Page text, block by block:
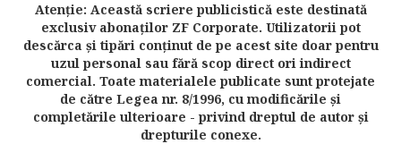
Atenţie: Această scriere publicistică este destinată
exclusiv abonaţilor ZF Corporate. Utilizatorii pot
descărca şi tipări conţinut de pe acest site doar pentru
uzul personal sau fără scop direct ori indirect
comercial. Toate materialele publicate sunt protejate
de către Legea nr. 8/1996, cu modificările şi
completările ulterioare - privind dreptul de autor şi
drepturile conexe.